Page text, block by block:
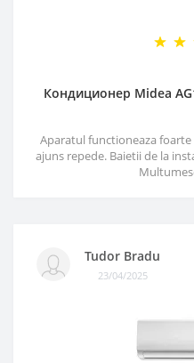
Кондиционер Midea
Aparatul functioneaza
ajuns repede. Baietii de la
Tudor Bradu
23/04/2025